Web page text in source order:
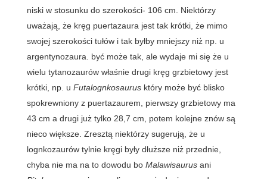
niski w stosunku do szerokości- 106 cm. Niektórzy
uważają, że kręg puertazaura jest tak krótki, że mimo
swojej szerokości tułów i tak byłby mniejszy niż np. u
argentynozaura. być może tak, ale wydaje mi się że u
wielu tytanozaurów właśnie drugi kręg grzbietowy jest
krótki, np. u Futalognkosaurus który może być blisko
spokrewniony z puertazaurem, pierwszy grzbietowy ma
43 cm a drugi już tylko 28,7 cm, potem kolejne znów są
nieco większe. Zresztą niektórzy sugerują, że u
lognkozaurów tylnie kręgi były dłuższe niż przednie,
chyba nie ma na to dowodu bo Malawisaurusani